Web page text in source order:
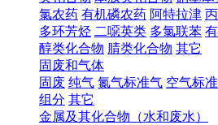
氯农药 有机磷农药 阿特拉津
多环芳烃 二噁英类 多氯联苯
醇类化合物 腈类化合物 其它
固废和气体
固废 纯气 氮气标准气 空气标
组分 其它
金属及其化合物（水和废水）